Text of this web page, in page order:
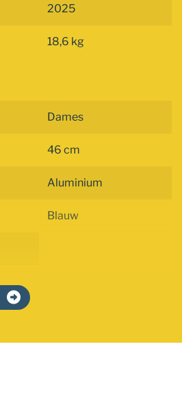
2025
18,6 kg
Dames
46 cm
Aluminium
Blauw